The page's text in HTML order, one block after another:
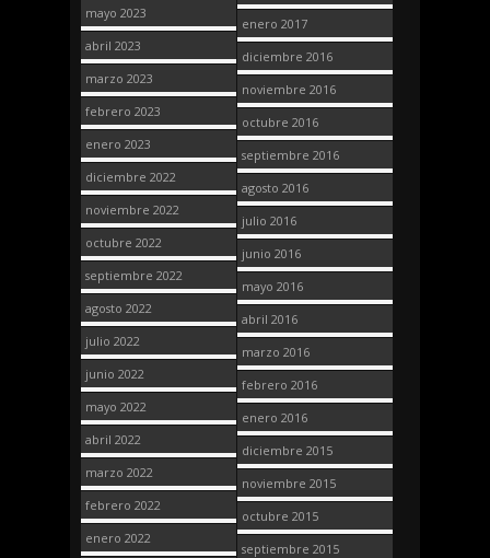
mayo 2023
abril 2023
marzo 2023
febrero 2023
enero 2023
diciembre 2022
noviembre 2022
octubre 2022
septiembre 2022
agosto 2022
julio 2022
junio 2022
mayo 2022
abril 2022
marzo 2022
febrero 2022
enero 2022
enero 2017
diciembre 2016
noviembre 2016
octubre 2016
septiembre 2016
agosto 2016
julio 2016
junio 2016
mayo 2016
abril 2016
marzo 2016
febrero 2016
enero 2016
diciembre 2015
noviembre 2015
octubre 2015
septiembre 2015